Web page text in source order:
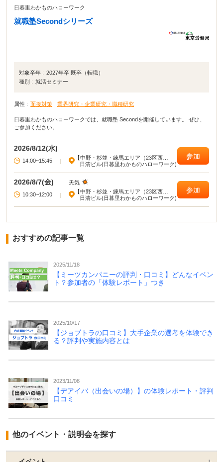
日暮里わかものハローワーク
就職塾Secondシリーズ
対象卒年 : 2027年卒 既卒（転職）
種別 : 就活セミナー
属性 : 面接対策 業界研究・企業研究・職種研究
日暮里わかものハローワークでは、就職塾 Secondを開催しています。 ぜひ、
ご参加ください。
2026/8/12(水)
14:00~15:45 |
【中野・杉並・練馬エリア（23区西
部）】
日清ビル(日暮里わかものハローワーク)
参加
2026/8/7(金)
天気
10:30~12:00
|
【中野・杉並・練馬エリア（23区西
部）】
日清ビル(日暮里わかものハローワーク)
参加
おすすめの記事一覧
2025/11/18
【ミーツカンパニーの評判・口コミ】どんなイベン
ト？参加者の「体験レポート」つき
2025/10/17
【ジョブトラの口コミ】大手企業の選考を体験でき
る？評判や実施内容とは
2023/11/08
【デアイバ（出会いの場）】の体験レポート・評判
口コミ
他のイベント・説明会を探す